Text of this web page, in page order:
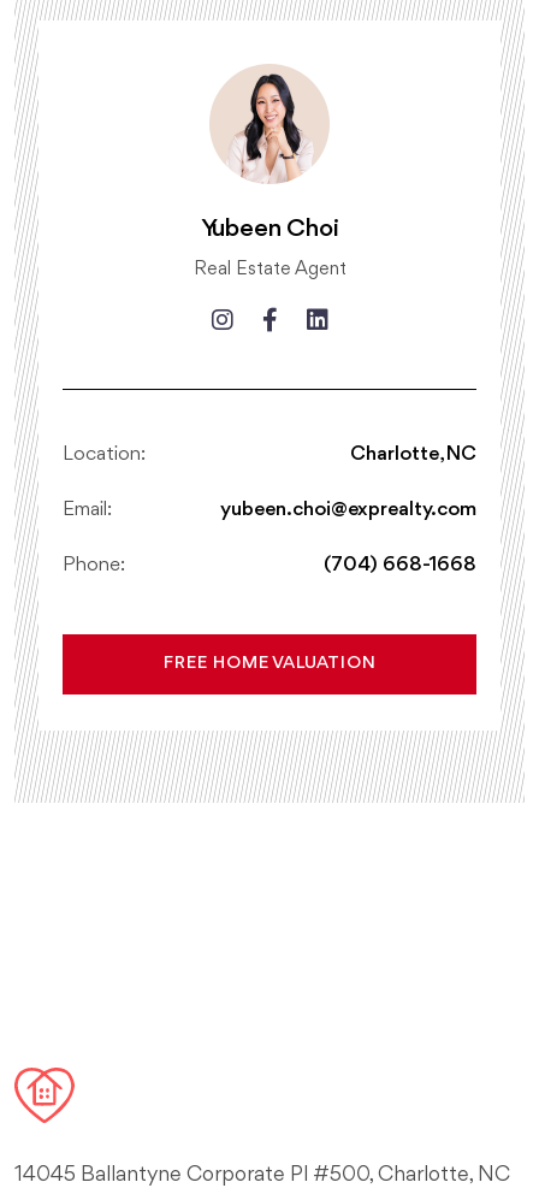
Yubeen Choi
Real Estate Agent
Location: Charlotte, NC
Email: yubeen.choi@exprealty.com
Phone: (704) 668-1668
FREE HOME VALUATION
14045 Ballantyne Corporate Pl #500, Charlotte, NC